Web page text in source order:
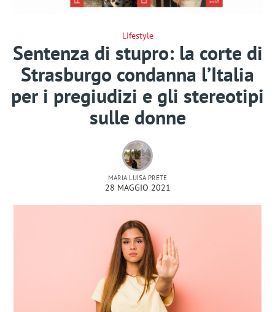
Lifestyle
Sentenza di stupro: la corte di
Strasburgo condanna l’Italia
per i pregiudizi e gli stereotipi
sulle donne
MARIA LUISA PRETE
28 MAGGIO 2021